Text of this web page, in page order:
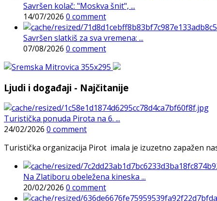
Savršen kolač: "Moskva šnit", ...
14/07/2026 0 comment
Savršen slatkiš za sva vremena: ...
07/08/2026 0 comment
Ljudi i događaji - Najčitanije
Turistička ponuda Pirota na 6. ...
24/02/2026 0 comment
Turistička organizacija Pirot imala je izuzetno zapažen
Na Zlatiboru obeležena kineska ...
20/02/2026 0 comment